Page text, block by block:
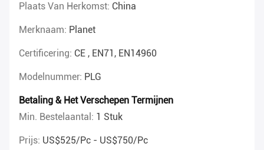
Plaats Van Herkomst: China
Merknaam: Planet
Certificering: CE , EN71, EN14960
Modelnummer: PLG
Betaling & Het Verschepen Termijnen
Min. Bestelaantal: 1 Stuk
Prijs: US$525/pc - US$750/pc